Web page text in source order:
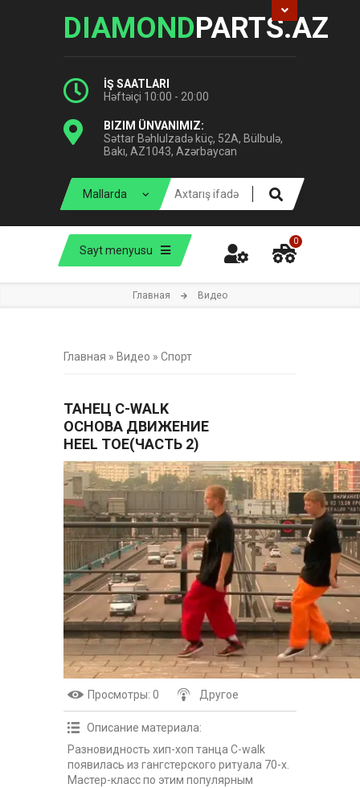
DIAMONDPARTS.AZ
İŞ SAATLARI
Həftəiçi 10:00 - 20:00
BIZIM ÜNVANIMIZ:
Səttar Bəhlulzadə küç, 52A, Bülbulə,
Bakı, AZ1043, Azərbaycan
Sayt menyusu
0
Главная Видео
Главная » Видео » Спорт
ТАНЕЦ C-WALK
ОСНОВА ДВИЖЕНИЕ
HEEL TOE(ЧАСТЬ 2)
Просмотры: 0 Другое
Описание материала:
Разновидность хип-хоп танца C-walk
появилась из гангстерского ритуала 70-х.
Мастер-класс по этим популярным